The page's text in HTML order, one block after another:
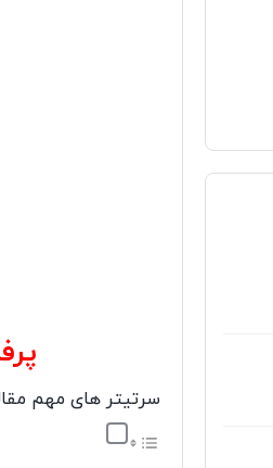
سرتیتر های مهم